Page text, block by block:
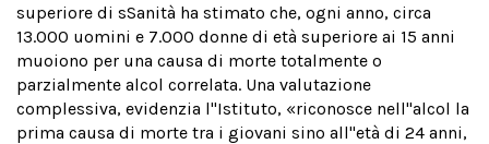
superiore di sSanità ha stimato che, ogni anno, circa
13.000 uomini e 7.000 donne di età superiore ai 15 anni
muoiono per una causa di morte totalmente o
parzialmente alcol correlata. Una valutazione
complessiva, evidenzia l''Istituto, «riconosce nell''alcol la
prima causa di morte tra i giovani sino all''età di 24 anni,